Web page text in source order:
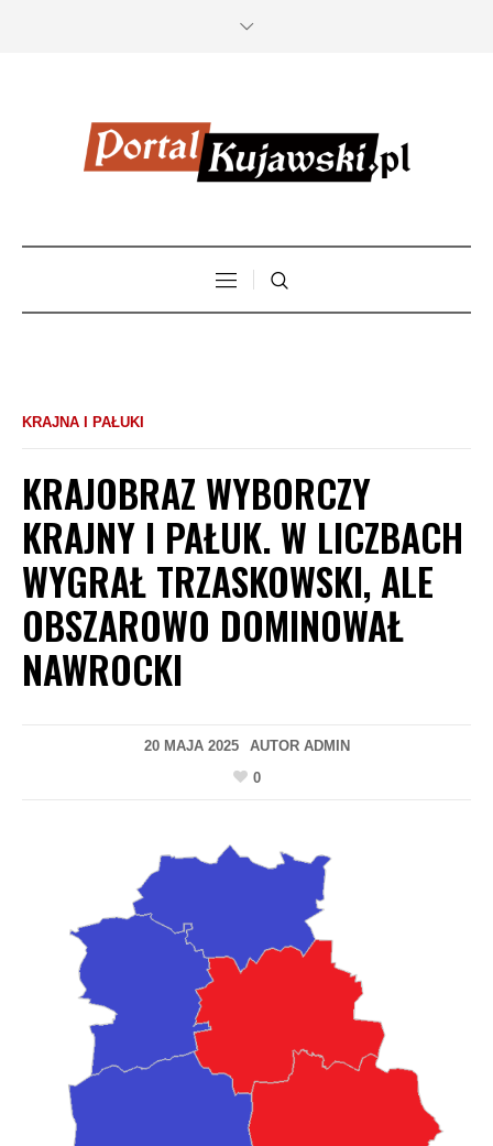
KRAJNA I PAŁUKI
KRAJOBRAZ WYBORCZY
KRAJNY I PAŁUK. W LICZBACH
WYGRAŁ TRZASKOWSKI, ALE
OBSZAROWO DOMINOWAŁ
NAWROCKI
20 MAJA 2025 AUTOR ADMIN
0